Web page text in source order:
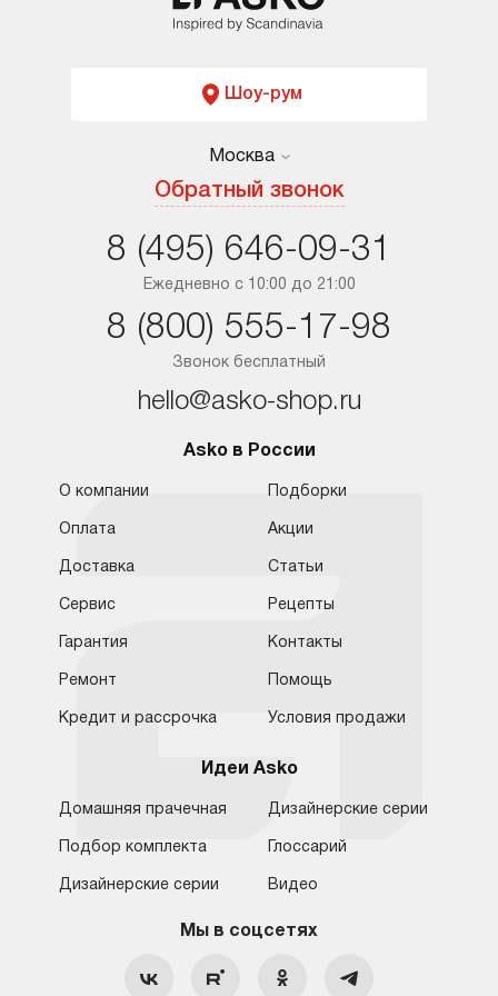
Москва
Москва
Краснодар
8 (800) 555-17-98 8 (495) 646-09-31
hello@asko-shop.ru
Шоу-рум
Москва
Обратный звонок
Москва
Ростов-на-Дону
Ежедневно с 10:00 до 21:00
8 (495) 646-09-31
Звонок бесплатный
8 (800) 555-17-98
hello@asko-shop.ru
Asko в России
О компании
Оплата
Доставка
Сервис
Гарантия
Ремонт
Кредит и рассрочка
Подборки
Акции
Статьи
Рецепты
Контакты
Помощь
Условия продажи
Идеи Asko
Домашняя прачечная
Подбор комплекта
Дизайнерские серии
Дизайнерские серии
Глоссарий
Видео
Мы в соцсетях